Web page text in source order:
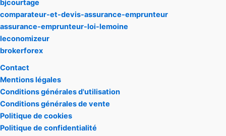
bjcourtage
comparateur-et-devis-assurance-emprunteur
assurance-emprunteur-loi-lemoine
leconomizeur
brokerforex
Contact
Mentions légales
Conditions générales d'utilisation
Conditions générales de vente
Politique de cookies
Politique de confidentialité